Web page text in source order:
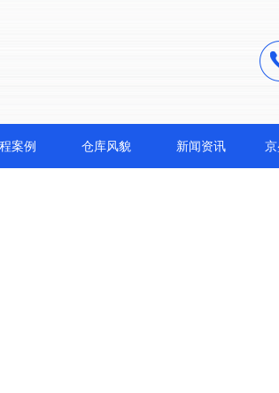
案例 仓库风貌 新闻资讯